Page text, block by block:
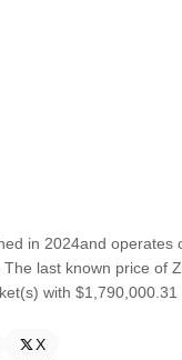
in 2024and
last known price of
with
X